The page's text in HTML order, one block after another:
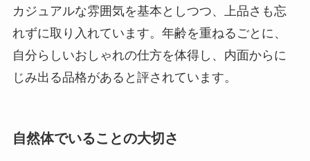
カジュアルな雰囲気を基本としつつ、上品さも忘
れずに取り入れています。年齢を重ねるごとに、
自分らしいおしゃれの仕方を体得し、内面からに
じみ出る品格があると評されています。
自然体でいることの大切さ